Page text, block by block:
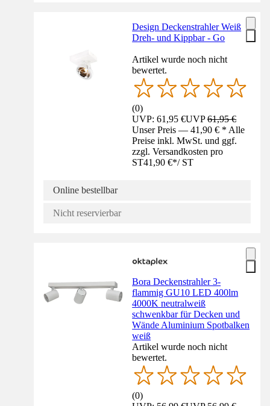
Design Deckenstrahler Weiß
Dreh- und Kippbar - Go
Artikel wurde noch nicht
bewertet.
(0)
UVP: 61,95 €UVP61,95 €
Unser Preis — 41,90 € * Alle
Preise inkl. MwSt. und ggf.
zzgl. Versandkosten pro
ST41,90 €*/ ST
Online bestellbar
Nicht reservierbar
Bora Deckenstrahler 3-
flammig GU10 LED 400lm
4000K neutralweiß
schwenkbar für Decken und
Wände Aluminium Spotbalken
weiß
Artikel wurde noch nicht
bewertet.
(0)